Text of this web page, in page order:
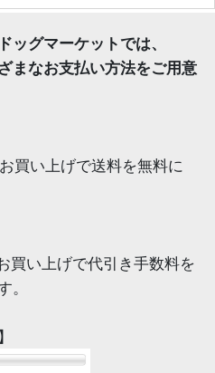
ッグマーケットでは、
まなお支払い方法をご用意
買い上げで送料を無料に
買い上げで代引き手数料を
。